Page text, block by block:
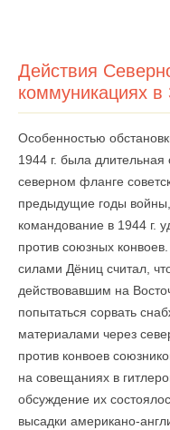
Действия
коммуникациях в
Особенностью
1944 г. была
северном фланге
предыдущие годы
командование в 1944 г.
против союзных
силами Дёниц считал,
действовавшим на
попытаться сорвать
материалами через
против конвоев
на совещаниях в
обсуждение их
высадки американо-